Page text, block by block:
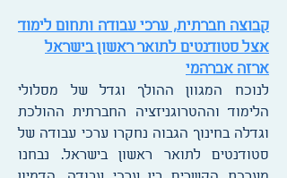
קבוצה חברתית, ערכי עבודה ותחום לימוד
אצל סטודנטים לתואר ראשון בישראל
ארזה אברהמי
לנוכח המגוון ההולך וגדל של מסלולי
הלימוד וההטרוגניזציה החברתית ההולכת
וגדלה בחינוך הגבוה נחקרו ערכי עבודה של
סטודנטים לתואר ראשון בישראל. נבחנו